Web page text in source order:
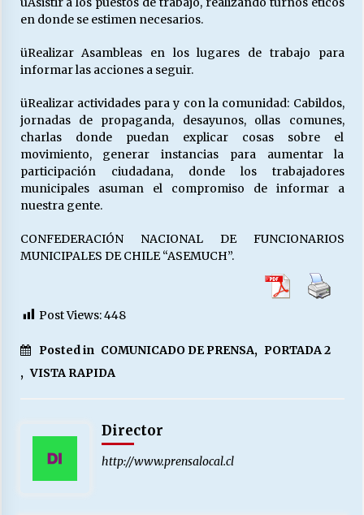
en donde se estimen necesarios.
üRealizar Asambleas en los lugares de trabajo para
informar las acciones a seguir.
üRealizar actividades para y con la comunidad: Cabildos,
jornadas de propaganda, desayunos, ollas comunes,
charlas donde puedan explicar cosas sobre el
movimiento, generar instancias para aumentar la
participación ciudadana, donde los trabajadores
municipales asuman el compromiso de informar a
nuestra gente.
CONFEDERACIÓN NACIONAL DE FUNCIONARIOS
MUNICIPALES DE CHILE “ASEMUCH”.
Post Views:448
Posted in COMUNICADO DE PRENSA, PORTADA 2
, VISTA RAPIDA
Director
http://www.prensalocal.cl